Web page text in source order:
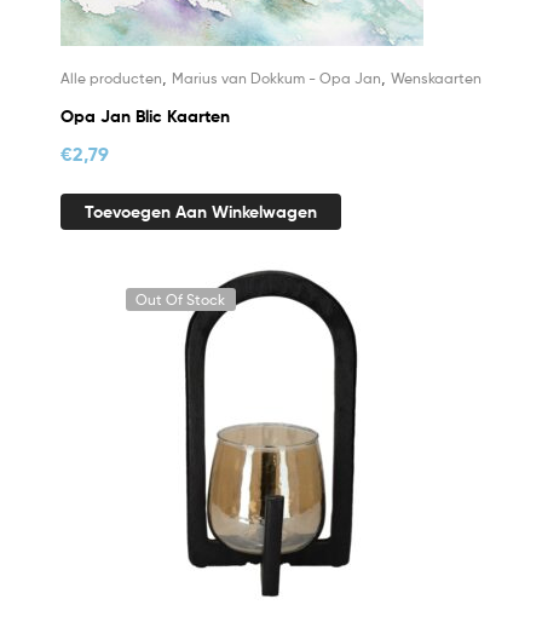
Alle producten Marius van Dokkum - Opa Jan Wenskaarten
Opa Jan Blic Kaarten
€2,79
Toevoegen Aan Winkelwagen
Out Of Stock